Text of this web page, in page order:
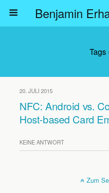
Tags
20. JULI 2015
NFC: Android vs.
Host-based Card
KEINE ANTWORT
Zum